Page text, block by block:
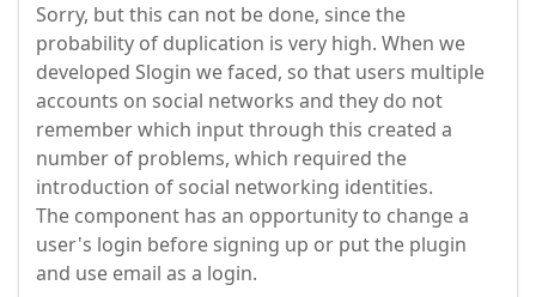
Sorry, but this can not be done, since the
probability of duplication is very high. When we
developed Slogin we faced, so that users multiple
accounts on social networks and they do not
remember which input through this created a
number of problems, which required the
introduction of social networking identities.
The component has an opportunity to change a
user's login before signing up or put the plugin
and use email as a login.